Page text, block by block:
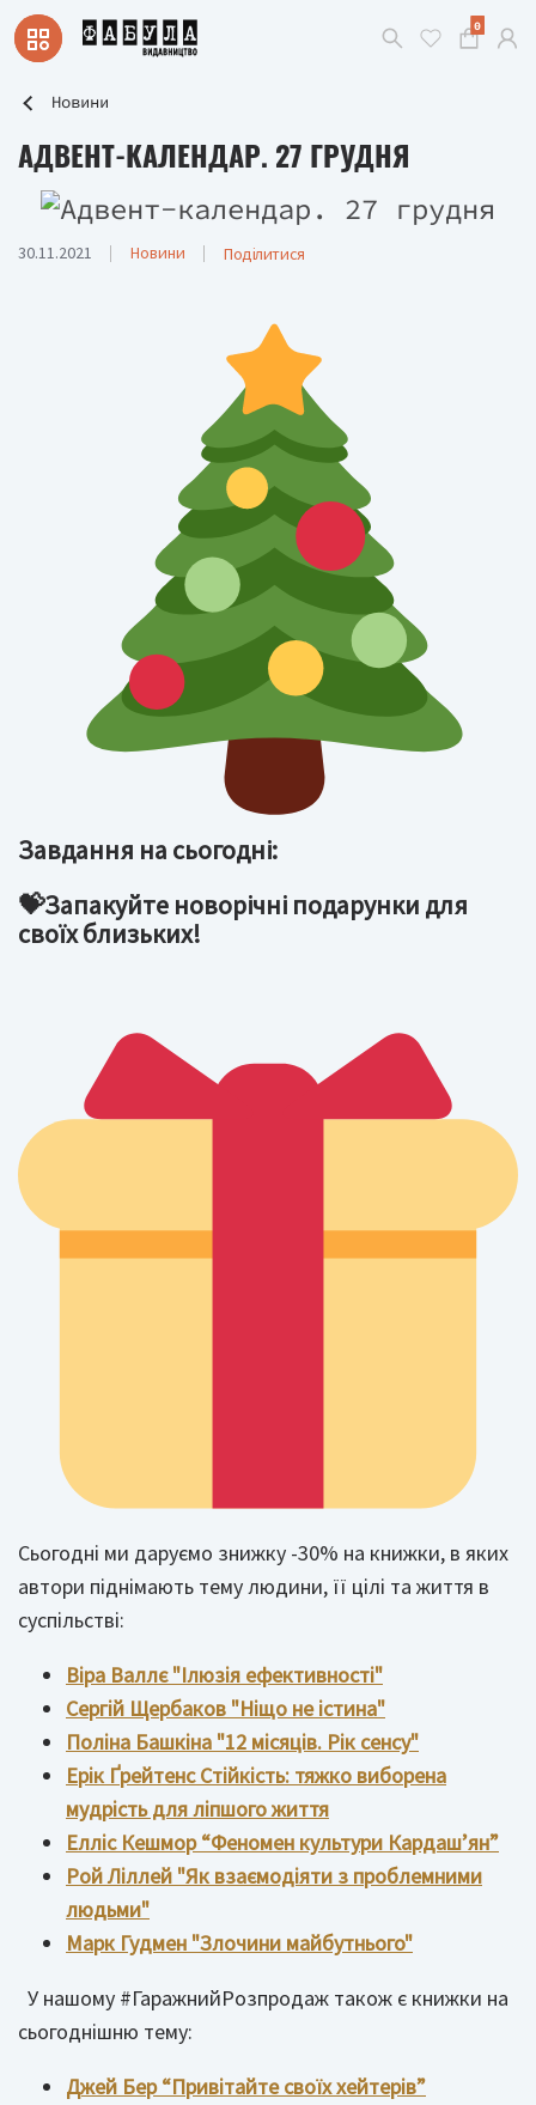
0
Новини
АДВЕНТ-КАЛЕНДАР. 27 ГРУДНЯ
30.11.2021 Новини Поділитися
Завдання на сьогодні:
💝Запакуйте новорічні подарунки для
своїх близьких!
Сьогодні ми даруємо знижку -30% на книжки, в яких
автори піднімають тему людини, її цілі та життя в
суспільстві:
Віра Валлє "Ілюзія ефективності"
Сергій Щербаков "Ніщо не істина"
Поліна Башкіна "12 місяців. Рік сенсу"
Ерік Ґрейтенс Стійкість: тяжко виборена
мудрість для ліпшого життя
Елліс Кешмор “Феномен культури Кардаш’ян”
Рой Ліллей "Як взаємодіяти з проблемними
людьми"
Марк Гудмен "Злочини майбутнього"
У нашому #ГаражнийРозпродаж також є книжки на
сьогоднішню тему:
Джей Бер “Привітайте своїх хейтерів”